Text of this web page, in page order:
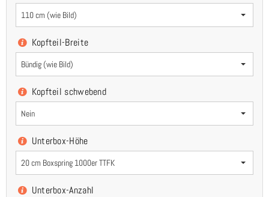
110 cm (wie Bild)
Kopfteil-Breite
Bündig (wie Bild)
Kopfteil schwebend
Nein
Unterbox-Höhe
20 cm Boxspring 1000er TTFK
Unterbox-Anzahl